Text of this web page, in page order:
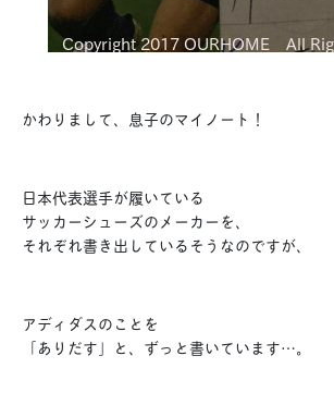
かわりまして、息子のマイノート！
日本代表選手が履いている
サッカーシューズのメーカーを、
それぞれ書き出しているそうなのですが、
アディダスのことを
「ありだす」と、ずっと書いています…。